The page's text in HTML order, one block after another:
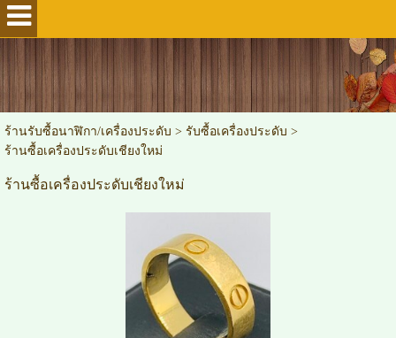
ร้านรับซื้อนาฬิกา/เครื่องประดับ > รับซื้อเครื่องประดับ >
ร้านซื้อเครื่องประดับเชียงใหม่
ร้านซื้อเครื่องประดับเชียงใหม่